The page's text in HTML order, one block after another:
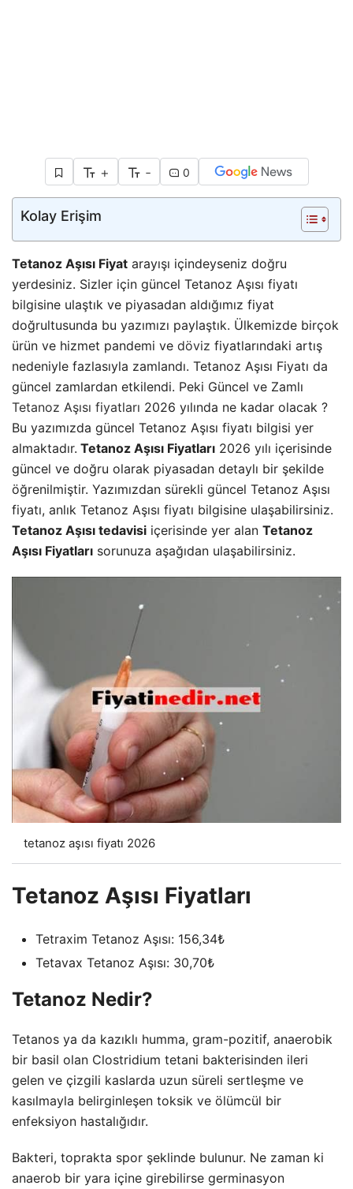
+ - 0
Kolay Erişim
Tetanoz Aşısı Fiyat arayışı içindeyseniz doğru
yerdesiniz. Sizler için güncel Tetanoz Aşısı fiyatı
bilgisine ulaştık ve piyasadan aldığımız fiyat
doğrultusunda bu yazımızı paylaştık. Ülkemizde birçok
ürün ve hizmet pandemi ve döviz fiyatlarındaki artış
nedeniyle fazlasıyla zamlandı. Tetanoz Aşısı Fiyatı da
güncel zamlardan etkilendi. Peki Güncel ve Zamlı
Tetanoz Aşısı fiyatları 2026 yılında ne kadar olacak ?
Bu yazımızda güncel Tetanoz Aşısı fiyatı bilgisi yer
almaktadır. Tetanoz Aşısı Fiyatları 2026 yılı içerisinde
güncel ve doğru olarak piyasadan detaylı bir şekilde
öğrenilmiştir. Yazımızdan sürekli güncel Tetanoz Aşısı
fiyatı, anlık Tetanoz Aşısı fiyatı bilgisine ulaşabilirsiniz.
Tetanoz Aşısı tedavisi içerisinde yer alan Tetanoz
Aşısı Fiyatları sorunuza aşağıdan ulaşabilirsiniz.
tetanoz aşısı fiyatı 2026
Tetanoz Aşısı Fiyatları
Tetraxim Tetanoz Aşısı: 156,34₺
Tetavax Tetanoz Aşısı: 30,70₺
Tetanoz Nedir?
Tetanos ya da kazıklı humma, gram-pozitif, anaerobik
bir basil olan Clostridium tetani bakterisinden ileri
gelen ve çizgili kaslarda uzun süreli sertleşme ve
kasılmayla belirginleşen toksik ve ölümcül bir
enfeksiyon hastalığıdır.
Bakteri, toprakta spor şeklinde bulunur. Ne zaman ki
anaerob bir yara içine girebilirse germinasyon